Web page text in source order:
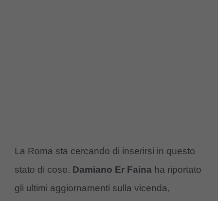
La Roma sta cercando di inserirsi in questo
stato di cose. Damiano Er Faina ha riportato
gli ultimi aggiornamenti sulla vicenda,